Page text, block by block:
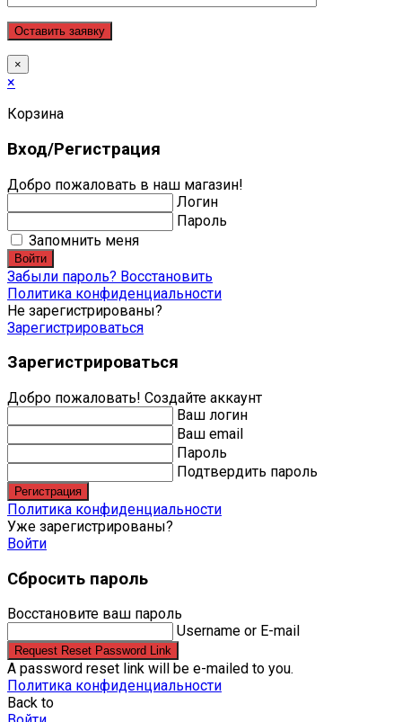
×
×
Корзина
Вход/Регистрация
Добро пожаловать в наш магазин!
Логин
Пароль
Запомнить меня
Войти
Забыли пароль? Восстановить
Политика конфиденциальности
Не зарегистрированы?
Зарегистрироваться
Зарегистрироваться
Добро пожаловать! Создайте аккаунт
Ваш логин
Ваш email
Пароль
Подтвердить пароль
Регистрация
Политика конфиденциальности
Уже зарегистрированы?
Войти
Сбросить пароль
Восстановите ваш пароль
Username or E-mail
Request Reset Password Link
A password reset link will be e-mailed to you.
Политика конфиденциальности
Back to